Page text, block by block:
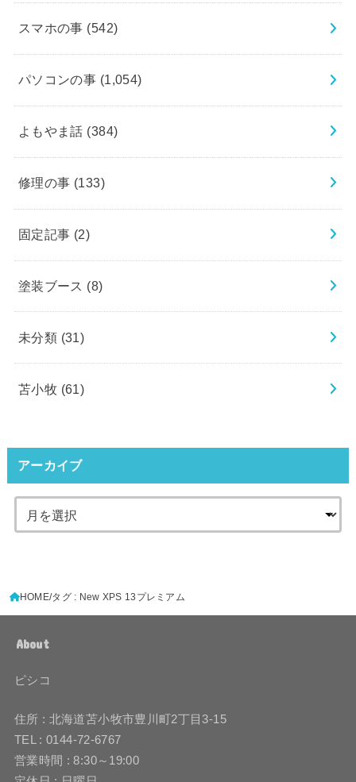
スマホの事 (542)
パソコンの事 (1,054)
よもやま話 (384)
修理の事 (133)
固定記事 (2)
塗装ブース (8)
未分類 (31)
苫小牧 (61)
アーカイブ
HOME タグ : New XPS 13プレミアム
About
ピシコ
住所 : 北海道苫小牧市豊川町2丁目3-15
TEL : 0144-72-6767
営業時間 : 8:30～19:00